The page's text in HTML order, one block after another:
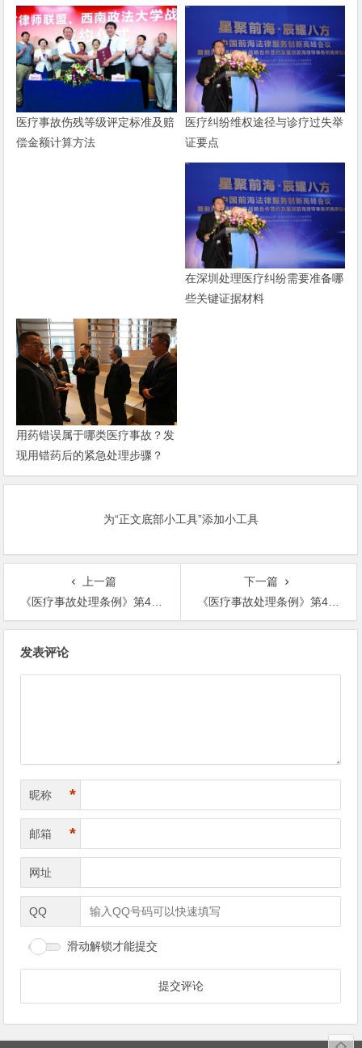
医疗事故伤残等级评定标准及赔
偿金额计算方法
医疗纠纷维权途径与诊疗过失举
证要点
在深圳处理医疗纠纷需要准备哪
些关键证据材料
用药错误属于哪类医疗事故？发
现用错药后的紧急处理步骤？
为“正文底部小工具”添加小工具
上一篇
《医疗事故处理条例》第44条释义-深圳医疗纠纷律师
下一篇
《医疗事故处理条例》第42条释义-深圳医疗纠纷律师
发表评论
昵称 *
邮箱 *
网址
QQ
滑动解锁才能提交